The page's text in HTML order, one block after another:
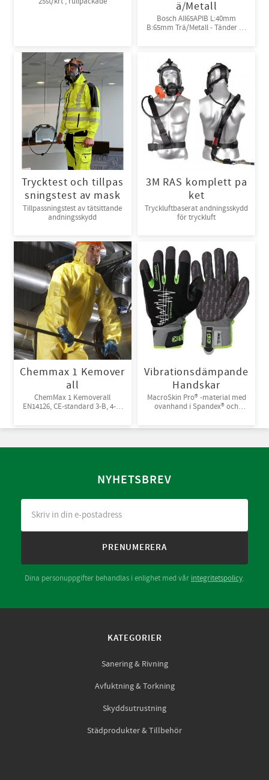
ä/Metall
Bosch AII65APIB L:40mm
B:65mm Trä/Metall - Tänder av
Trycktest och tillpas
sningstest av mask
Tillpassningstest av tätsittande
andningsskydd
3M RAS komplett pa
ket
Tryckluftbaserat andningsskydd
för tryckluft
Chemmax 1 Kemover
all
ChemMax 1 Kemoverall
EN14126, CE-standard 3-B, 4-B,
Vibrationsdämpande
Handskar
MacroSkin Pro® -material med
ovanhand i Spandex® och
NYHETSBREV
PRENUMERERA
Dina personuppgifter behandlas i enlighet med vår integritetspolicy.
KATEGORIER
Sanering & Rivning
Avfuktning & Torkning
Skyddsutrustning
Städprodukter & Tillbehör